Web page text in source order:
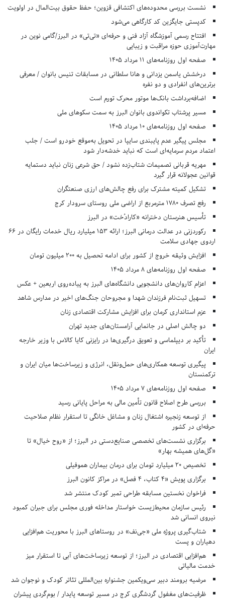
نشست بررسی محدوده‌های اکتشافی قزوین؛ حفظ حقوق بیت‌المال در اولویت
کدپستی جایگزین کد کارگاهی می‌شود
افتتاح رسمی آموزشگاه آزاد فنی و حرفه‌ای «تی‌تی» در البرز/گامی نوین در
مهارت‌آموزی حوزه مراقبت و زیبایی
صفحه اول روزنامه‌های 11 مرداد 1405
درخشش یاسمن یزدانی و هانا سلطانی در مسابقات تنیس بانوان / معرفی
برترین‌های انفرادی و دو نفره
اضافه‌برداشت بانک‌ها موتور محرک تورم است
مسیر پرشتاب تکواندوی بانوان البرز به سمت سکوهای ملی
صفحه اول روزنامه‌های 10 مرداد 1405
مجلس پیگیر عدم پایبندی سایپا در تحویل به‌موقع خودرو است / جلب
اعتماد مردم سرمایه‌ای است که نباید خدشه‌دار شود
مهریه قربانی تصمیمات شتاب‌زده نشود / حق شرعی زنان نباید دستمایه
قوانین عجولانه قرار گیرد
تشکیل کمیته مشترک برای رفع چالش‌های ارزی صنعتگران
رفع تصرف ۱۷۸۰ مترمربع از اراضی ملی روستای سرودار کرج
تأسیس هنرستان دخترانه «کارادُخت» در البرز
رکوردزنی در عدالت درمانی البرز؛ ارائه ۱۵۳ میلیارد ریال خدمات رایگان در ۶۶
اردوی جهادی سلامت
افزایش وثیقه خروج از کشور برای ادامه تحصیل به ۲۰۰ میلیون تومان
صفحه اول روزنامه‌های 8 مرداد 1405
اعزام کاروان‌های دانشجویی دانشگاه‌های البرز به پیاده‌روی اربعین + عکس
تسهیل ثبت‌نام فرزندان شهدا و مجروحان جنگ‌های اخیر در مدارس شاهد
عزم استانداری کرمان برای افزایش مشارکت اقتصادی زنان
دو چالش اصلی در جانمایی آرامستان‌های جدید تهران
تأکید بر دیپلماسی و تعویق درگیری‌ها در رایزنی کایا کالاس با وزیر خارجه
ایران
پیگیری توسعه همکاری‌های حمل‌ونقل، انرژی و زیرساخت‌ها میان ایران و
ترکمنستان
صفحه اول روزنامه‌های 7 مرداد 1405
بررسی طرح اصلاح قانون تأمین مالی به مراحل پایانی رسید
از توسعه زنجیره اشتغال زنان و مشاغل خانگی تا استقرار نظام صلاحیت
حرفه‌ای در کشور
برگزاری نشست‌های تخصصی صنایع‌دستی در البرز؛ از «روح خیال» تا
«گل‌های همیشه بهار»
تخصیص ۲۰ میلیارد تومان برای درمان بیماران هموفیلی
برگزاری پویش «۴ کتاب، ۴ فصل» در مراکز کانون البرز
فراخوان نخستین مسابقه طراحی تمبر کودک منتشر شد
رئیس سازمان محیط‌زیست خواستار مداخله فوری مجلس برای جبران کمبود
نیروی انسانی شد
شتاب‌گیری پروژه ملی «جی‌نف» در روستاهای البرز با محوریت هم‌افزایی
دهیاران و پست
هم‌افزایی اقتصادی در البرز؛ از توسعه زیرساخت‌های آبی تا استقرار میز
خدمت مالیاتی
مرضیه برومند دبیر سی‌ویکمین جشنواره بین‌المللی تئاتر کودک و نوجوان شد
ظرفیت‌های مغفول گردشگری کرج در مسیر توسعه پایدار / بوم‌گردی پیشران